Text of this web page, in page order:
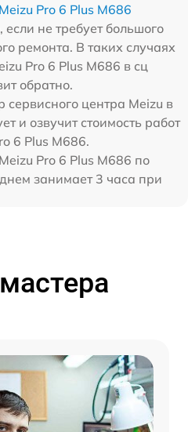
Pro 6 Plus M686
не требует большого
ремонта. В таких случаях
Pro 6 Plus M686 в сц
обратно.
центра Meizu в
и озвучит стоимость работ
6 Plus M686.
Pro 6 Plus M686 по
занимает 3 часа при